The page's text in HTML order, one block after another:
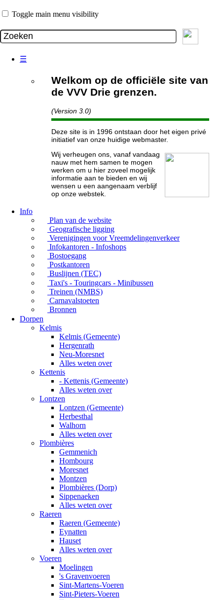
Toggle main menu visibility
☰
Welkom op de officiële site van
de VVV Drie grenzen.
(Version 3.0)
Deze site is in 1996 ontstaan door het eigen privé
initiatief van onze huidige webmaster.
Wij verheugen ons, vanaf vandaag
nauw met hem samen te mogen
werken om u hier zoveel mogelijk
informatie aan te bieden en wij
wensen u een aangenaam verblijf
op onze webstek.
Info
Plan van de website
Geografische ligging
Verenigingen voor Vreemdelingenverkeer
Infokantoren - Infoshops
Bostoegang
Postkantoren
Buslijnen (TEC)
Taxi's - Touringcars - Minibussen
Treinen (NMBS)
Carnavalstoeten
Bronnen
Dorpen
Kelmis
Kelmis (Gemeente)
Hergenrath
Neu-Moresnet
Alles weten over
Kettenis
- Kettenis (Gemeente)
Alles weten over
Lontzen
Lontzen (Gemeente)
Herbesthal
Walhorn
Alles weten over
Plombières
Gemmenich
Hombourg
Moresnet
Montzen
Plombières (Dorp)
Sippenaeken
Alles weten over
Raeren
Raeren (Gemeente)
Eynatten
Hauset
Alles weten over
Voeren
Moelingen
's Gravenvoeren
Sint-Martens-Voeren
Sint-Pieters-Voeren